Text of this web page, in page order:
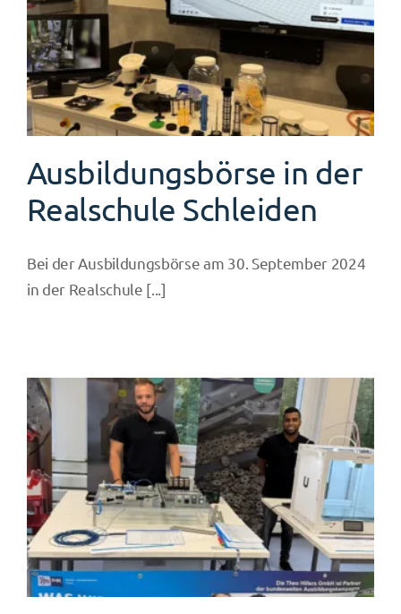
Ausbildungsbörse in der
Realschule Schleiden
Bei der Ausbildungsbörse am 30. September 2024
in der Realschule [...]